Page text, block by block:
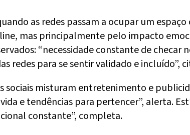
as redes passam a ocupar um espaço
mas principalmente pelo impacto
“necessidade constante de checar
redes para se sentir validado e incluído”,
sociais misturam entretenimento e
e tendências para pertencer”, alerta.
constante”, completa.